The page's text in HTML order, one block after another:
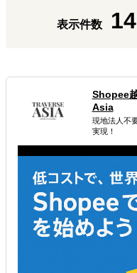
表示件数 14
Shopee
Asia
現地法人不
実現！